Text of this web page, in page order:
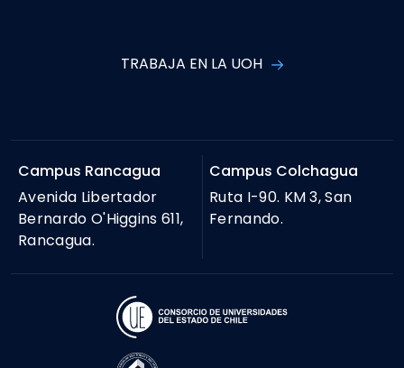
TRABAJA EN LA UOH
Campus Rancagua
Avenida Libertador
Bernardo O'Higgins 611,
Rancagua.
Campus Colchagua
Ruta I-90. KM 3, San
Fernando.